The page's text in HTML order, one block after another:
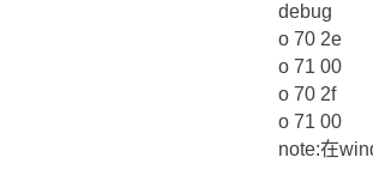
debug
o 70 2e
o 71 00
o 70 2f
o 71 00
note:在